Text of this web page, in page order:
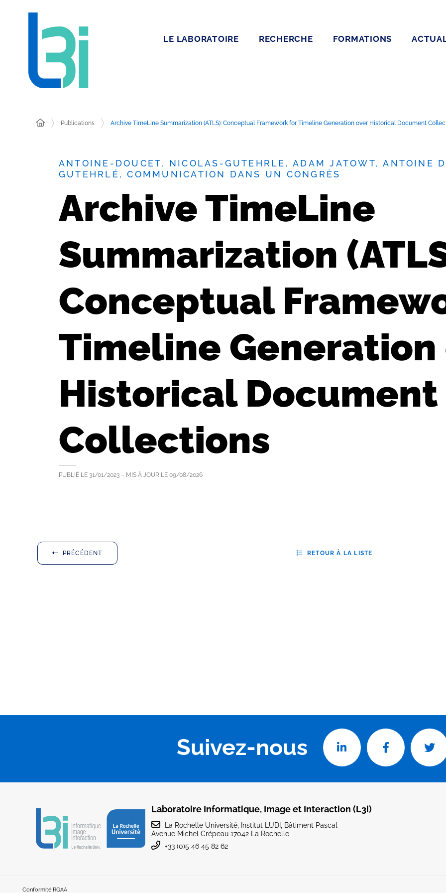
LE LABORATOIRE RECHERCHE FORMATIONS
Publications Archive TimeLine Summarization (ATLS): Conceptual Framework for Timeline Generation over Historical Document
ANTOINE-DOUCET, NICOLAS-GUTEHRLE, ADAM JATOWT, ANTOINE
GUTEHRLÉ, COMMUNICATION DANS UN CONGRÈS
Archive TimeLine
Summarization
Conceptual
Timeline Generation
Historical Document
Collections
PUBLIÉ LE 31/01/2023 – MIS À JOUR LE 09/08/2026
PRÉCÉDENT RETOUR À LA LISTE
Suivez-nous
Laboratoire Informatique, Image et Interaction (L3i)
La Rochelle Université, Institut LUDI, Bâtiment Pascal
Avenue Michel Crépeau 17042 La Rochelle
+33 (0)5 46 45 82 62
Conformité RGAA